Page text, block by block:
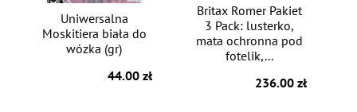
Uniwersalna
Moskitiera biała do
wózka (gr)
44.00 zł
Britax Romer Pakiet
3 Pack: lusterko,
mata ochronna pod
fotelik,...
236.00 zł